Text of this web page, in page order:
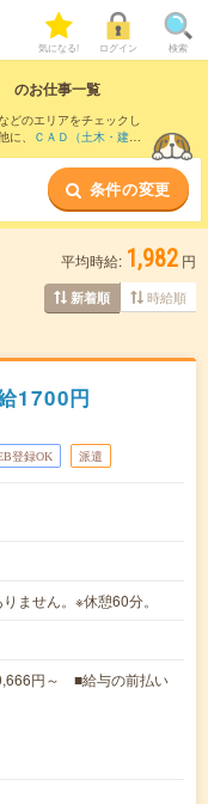
気になる! ログイン 検索
のお仕事一覧
どのエリアをチェックし
、
ＣＡＤ（土木・建
わり条件で絞り込んでいた
とは？とは？ 条件の変更
平均時給: 1,982 円
新着順 時給順
1700円
登録OK 派遣
ません。※休憩60分。
円～ ■給与の前払い